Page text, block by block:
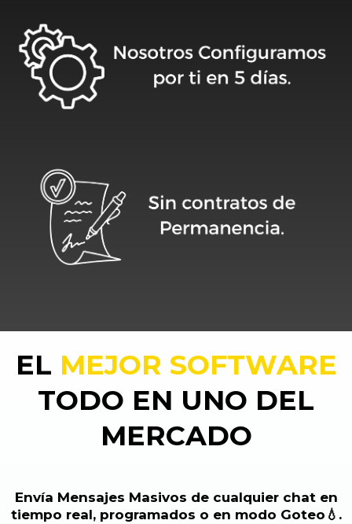
EL MEJOR SOFTWARE
TODO EN UNO DEL
MERCADO
Envía Mensajes Masivos de cualquier chat en
tiempo real, programados o en modo Goteo💧.